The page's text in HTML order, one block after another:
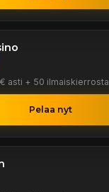
asti + 50 ilmaiskierrosta
Pelaa nyt